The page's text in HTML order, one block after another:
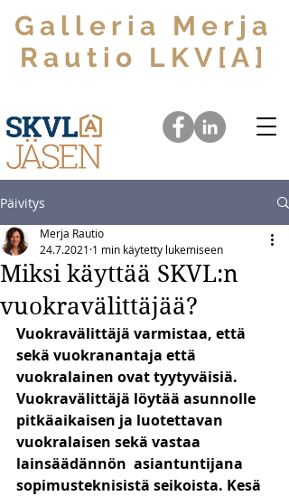
Galleria Merja
Rautio LKV[A]
Päivitys
Miksi käyttää SKVL:n
vuokravälittäjää?
Merja Rautio
24.7.2021 1 min käytetty lukemiseen
Vuokravälittäjä varmistaa, että
sekä vuokranantaja että
vuokralainen ovat tyytyväisiä.
Vuokravälittäjä löytää asunnolle
pitkäaikaisen ja luotettavan
vuokralaisen sekä vastaa
lainsäädännön  asiantuntijana
sopimusteknisistä seikoista. Kesä